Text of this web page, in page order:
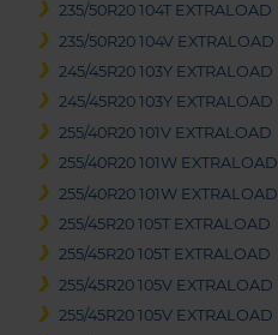
235/50R20 104T EXTRALOAD
235/50R20 104V EXTRALOAD
245/45R20 103Y EXTRALOAD
245/45R20 103Y EXTRALOAD
255/40R20 101V EXTRALOAD
255/40R20 101W EXTRALOAD
255/40R20 101W EXTRALOAD
255/45R20 105T EXTRALOAD
255/45R20 105T EXTRALOAD
255/45R20 105V EXTRALOAD
255/45R20 105V EXTRALOAD